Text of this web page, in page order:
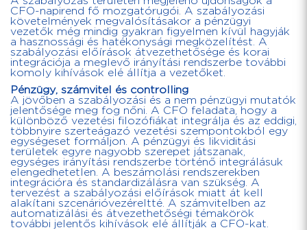
CFO-napirend fő mozgatórugói. A szabályozási
követelmények megvalósításakor a pénzügyi
vezetők még mindig gyakran figyelmen kívül hagyják
a hasznossági és hatékonysági megközelítést. A
szabályozási előírások átvezethetősége és korai
integrációja a meglevő irányítási rendszerbe további
komoly kihívások elé állítja a vezetőket.
Pénzügy, számvitel és controlling
A jövőben a szabályozási és a nem pénzügyi mutatók
jelentősége meg fog nőni. A CFO feladata, hogy a
különböző vezetési filozófiákat integrálja és az eddigi,
többnyire szerteágazó vezetési szempontokból egy
egységeset formáljon. A pénzügyi és likviditási
területek egyre nagyobb szerepet játszanak,
egységes irányítási rendszerbe történő integrálásuk
elengedhetetlen. A beszámolási rendszerekben
integrációra és standardizálásra van szükség. A
tervezést a szabályozási előírások miatt át kell
alakítani szcenárióvezéreltté. A számvitelben az
automatizálási és átvezethetőségi témakörök
további jelentős kihívások elé állítják a CFO-kat.